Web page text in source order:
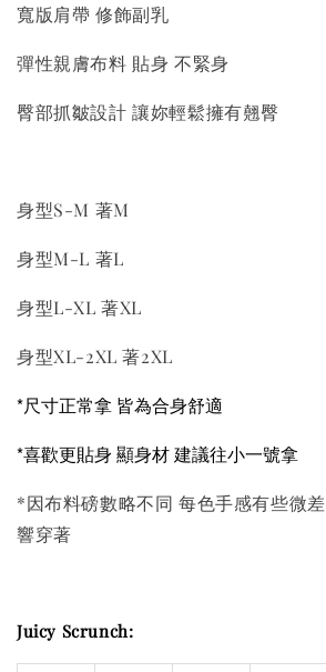
寬版肩帶 修飾副乳
彈性親膚布料 貼身 不緊身
臀部抓皺設計 讓妳輕鬆擁有翹臀
身型S-M 著M
身型M-L 著L
身型L-XL 著XL
身型XL-2XL 著2XL
*尺寸正常拿 皆為合身舒適
*喜歡更貼身 顯身材 建議往小一號拿
*因布料磅數略不同 每色手感有些微
響穿著
Juicy Scrunch: